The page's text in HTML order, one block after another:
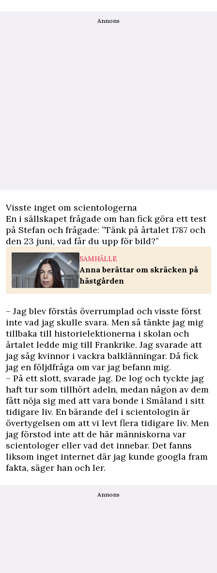
Annons
Visste inget om scientologerna
En i sällskapet frågade om han fick göra ett test
på Stefan och frågade: ”Tänk på årtalet 1787 och
den 23 juni, vad får du upp för bild?”
SAMHÄLLE
Anna berättar om skräcken på
hästgården
– Jag blev förstås överrumplad och visste först
inte vad jag skulle svara. Men så tänkte jag mig
tillbaka till historielektionerna i skolan och
årtalet ledde mig till Frankrike. Jag svarade att
jag såg kvinnor i vackra balklänningar. Då fick
jag en följdfråga om var jag befann mig.
– På ett slott, svarade jag. De log och tyckte jag
haft tur som tillhört adeln, medan någon av dem
fått nöja sig med att vara bonde i Småland i sitt
tidigare liv. En bärande del i scientologin är
övertygelsen om att vi levt flera tidigare liv. Men
jag förstod inte att de här människorna var
scientologer eller vad det innebar. Det fanns
liksom inget internet där jag kunde googla fram
fakta, säger han och ler.
Annons